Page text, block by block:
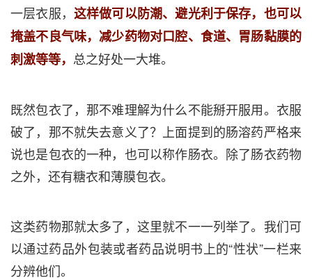
一层衣服， 这样做可以防潮、避光利于保存，也可以
掩盖不良气味，减少药物对口腔、食道、胃肠黏膜的
刺激等等， 总之好处一大堆。
既然包衣了，那不难理解为什么不能掰开服用。衣服
破了，那不就失去意义了？上面提到的肠溶药严格来
说也是包衣的一种，也可以称作肠衣。除了肠衣药物
之外，还有糖衣和薄膜包衣。
这类药物那就太多了，这里就不一一列举了。我们可
以通过药品外包装或者药品说明书上的“性状”一栏来
分辨他们。